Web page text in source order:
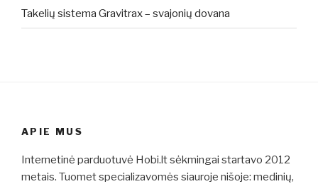
Takelių sistema Gravitrax – svajonių dovana
APIE MUS
Internetinė parduotuvė Hobi.lt sėkmingai startavo 2012
metais. Tuomet specializavomės siauroje nišoje: medinių,